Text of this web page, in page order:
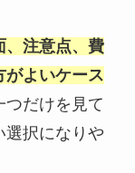
、注意点、費
がよいケース
つだけを見て
選択になりや